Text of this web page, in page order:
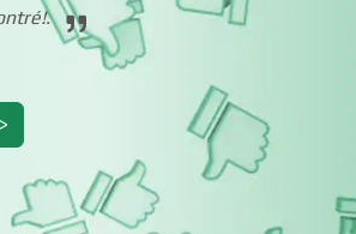
Clubes Deportivos
Compresores de